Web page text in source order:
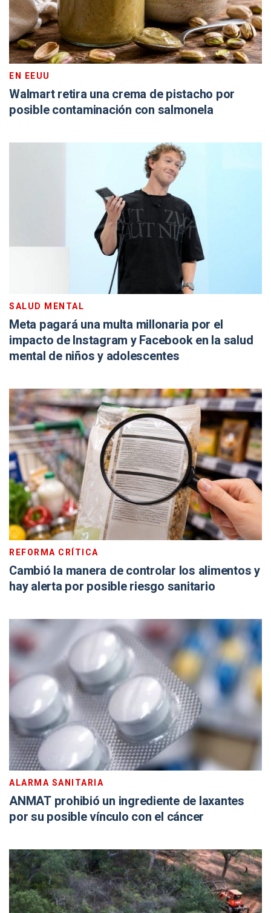
EN EEUU
Walmart retira una crema de pistacho por
posible contaminación con salmonela
SALUD MENTAL
Meta pagará una multa millonaria por el
impacto de Instagram y Facebook en la salud
mental de niños y adolescentes
REFORMA CRÍTICA
Cambió la manera de controlar los alimentos y
hay alerta por posible riesgo sanitario
ALARMA SANITARIA
ANMAT prohibió un ingrediente de laxantes
por su posible vínculo con el cáncer